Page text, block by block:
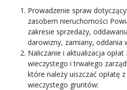
Prowadzenie spraw
zasobem nieruchomości
zakresie sprzedaży,
darowizny, zamiany, oddania
Naliczanie i aktualizacja
wieczystego i trwałego
które należy uiszczać opłatę
wieczystego gruntów: